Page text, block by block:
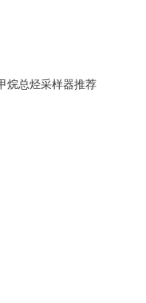
烷总烃采样器推荐